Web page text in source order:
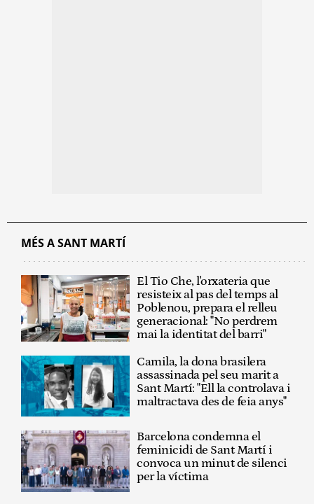
MÉS A SANT MARTÍ
El Tio Che, l'orxateria que
resisteix al pas del temps al
Poblenou, prepara el relleu
generacional: "No perdrem
mai la identitat del barri"
Camila, la dona brasilera
assassinada pel seu marit a
Sant Martí: "Ell la controlava i
maltractava des de feia anys"
Barcelona condemna el
feminicidi de Sant Martí i
convoca un minut de silenci
per la víctima